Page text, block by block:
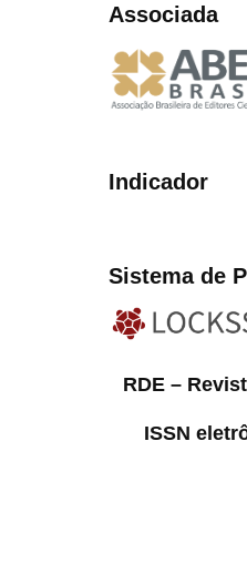
Associada
Indicador
Sistema de
RDE –
ISSN